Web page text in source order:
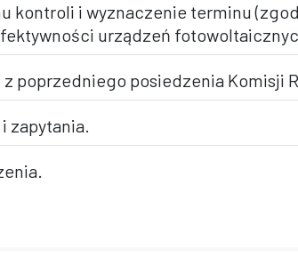
kontroli i wyznaczenie terminu
urządzeń
z poprzedniego posiedzenia Komisji
zapytania.